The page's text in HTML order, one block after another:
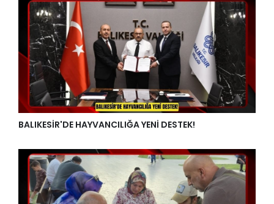
BALIKESİR'DE HAYVANCILIĞA YENİ DESTEK!